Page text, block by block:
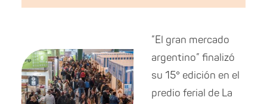
”El gran mercado
argentino” finalizó
su 15° edición en el
predio ferial de La